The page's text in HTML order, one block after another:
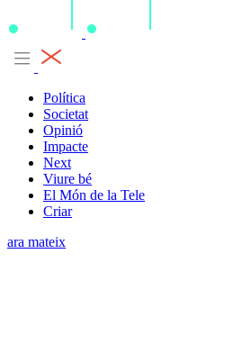
Política
Societat
Opinió
Impacte
Next
Viure bé
El Món de la Tele
Criar
ara mateix